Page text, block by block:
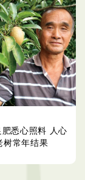
肥悉心照料 人心
树常年结果